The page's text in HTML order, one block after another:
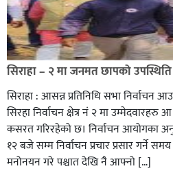
सिराहा – २ मा जनमत छापको
सिराहा : आसन्न प्रतिनिधि सभा निर्वाचन
सिरहा निर्वाचन क्षेत्र नं २ मा
कसरत गरिरहेको छ। निर्वाचन आयोगका
१२ बजे सम्म निर्वाचन प्रचार प्रसार गर्ने
मनोनयन गरे पश्चात देखि नै आफ्नो […]